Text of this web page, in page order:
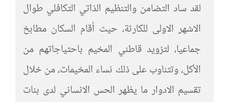
لقد ساد التضامن والتنظيم الذاتي التكافلي طوال
الاشهر الاولى للكارثة، حيث أقام السكان مطابخ
جماعيا، لتزويد قاطني المخيم باحتياجاتهم من
الأكل، وتتناوب على ذلك نساء المخيمات، من خلال
تقسيم الادوار ما يظهر الحس الانساني لدى بنات